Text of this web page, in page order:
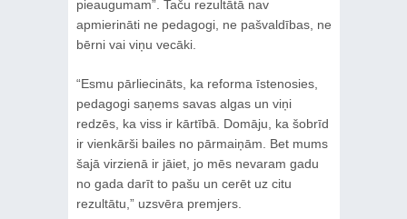
pieaugumam”. Taču rezultātā nav
apmierināti ne pedagogi, ne pašvaldības, ne
bērni vai viņu vecāki.
“Esmu pārliecināts, ka reforma īstenosies,
pedagogi saņems savas algas un viņi
redzēs, ka viss ir kārtībā. Domāju, ka šobrīd
ir vienkārši bailes no pārmaiņām. Bet mums
šajā virzienā ir jāiet, jo mēs nevaram gadu
no gada darīt to pašu un cerēt uz citu
rezultātu,” uzsvēra premjers.